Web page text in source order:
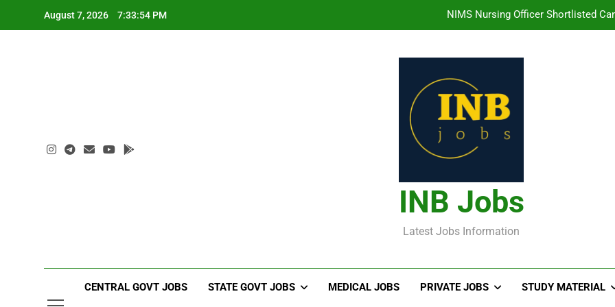
August 7, 2026 7:33:55 PM
NIMS Nursing Officer Shortlisted
NIMS Nursing Officer Shortlisted
తిరుమల తిరుపతి దేవస్థానం సంస్థలో ఉద్యోగాలు
INB Jobs
Latest Jobs Information
CENTRAL GOVT JOBS STATE GOVT JOBS MEDICAL JOBS PRIVATE JOBS STUDY MATERIAL